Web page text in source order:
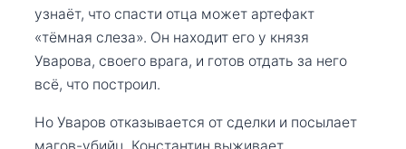
узнаёт, что спасти отца может артефакт
«тёмная слеза». Он находит его у князя
Уварова, своего врага, и готов отдать за него
всё, что построил.
Но Уваров отказывается от сделки и посылает
магов-убийц. Константин выживает,